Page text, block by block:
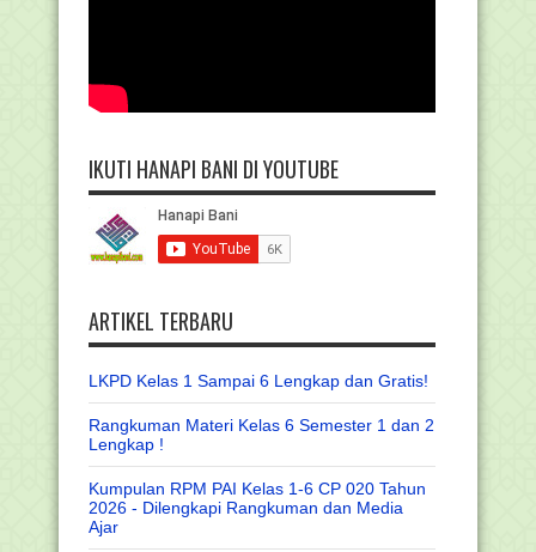
IKUTI HANAPI BANI DI YOUTUBE
ARTIKEL TERBARU
LKPD Kelas 1 Sampai 6 Lengkap dan Gratis!
Rangkuman Materi Kelas 6 Semester 1 dan 2
Lengkap !
Kumpulan RPM PAI Kelas 1-6 CP 020 Tahun
2026 - Dilengkapi Rangkuman dan Media
Ajar